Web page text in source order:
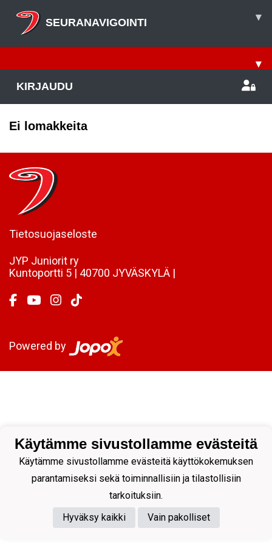
SEURANAVIGOINTI ▾
▾
KIRJAUDU
Ei lomakkeita
Tietosuojaseloste
JYP Juniorit ry
Kuntoportti 5 | 40700 JYVÄSKYLÄ |
Powered by
Käytämme sivustollamme evästeitä
Käytämme sivustollamme evästeitä käyttökokemuksen
parantamiseksi sekä toiminnallisiin ja tilastollisiin
tarkoituksiin.
Hyväksy kaikki
Vain pakolliset